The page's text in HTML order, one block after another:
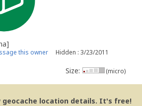
this owner Hidden : 3/23/2011
Size: (micro)
geocache location details. It's free!